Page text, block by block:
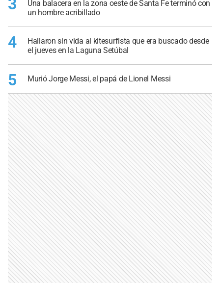
3
Una balacera en la zona oeste de Santa Fe terminó con
un hombre acribillado
4
Hallaron sin vida al kitesurfista que era buscado desde
el jueves en la Laguna Setúbal
5 Murió Jorge Messi, el papá de Lionel Messi